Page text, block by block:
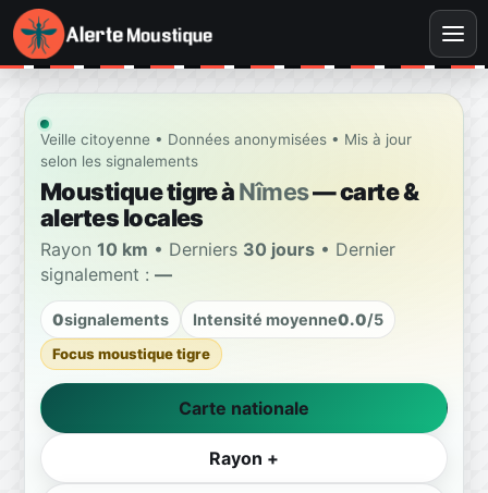
Veille citoyenne • Données anonymisées • Mis à jour
selon les signalements
Moustique tigre àNîmes— carte &
alertes locales
Rayon 10 km • Derniers 30 jours • Dernier
signalement : —
0signalements Intensité moyenne0.0/5
Focus moustique tigre
Carte nationale
Rayon +